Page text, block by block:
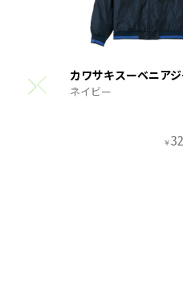
カワサキスーベニア
ネイビー
￥